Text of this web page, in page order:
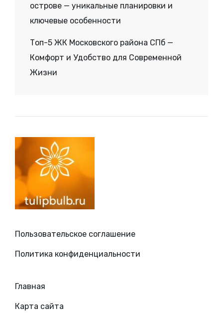
острове — уникальные планировки и
ключевые особенности
Топ-5 ЖК Московского района СПб —
Комфорт и Удобство для Современной
Жизни
Пользовательское соглашение
Политика конфиденциальности
Главная
Карта сайта